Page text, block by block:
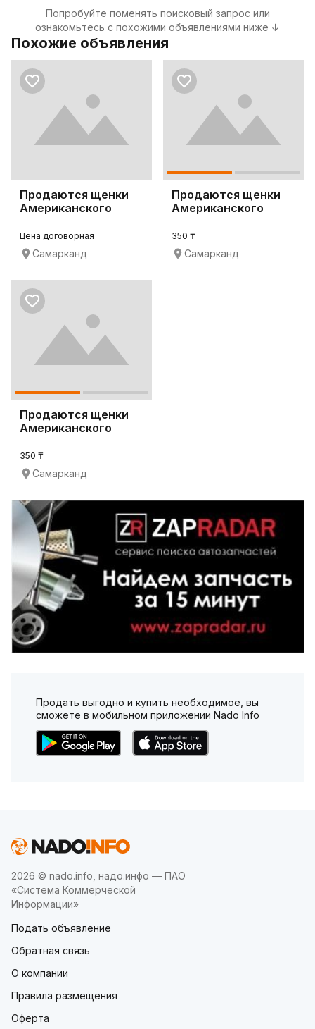
Попробуйте поменять поисковый запрос или
ознакомьтесь с похожими объявлениями ниже ↓
Похожие объявления
Продаются щенки
Американского
Цена договорная
Самарканд
Продаются щенки
Американского
350 ₸
Самарканд
Продаются щенки
Американского
350 ₸
Самарканд
Продать выгодно и купить необходимое, вы
сможете в мобильном приложении Nado Info
2026 © nado.info, надо.инфо — ПАО
«Система Коммерческой
Информации»
Подать объявление
Обратная связь
О компании
Правила размещения
Оферта